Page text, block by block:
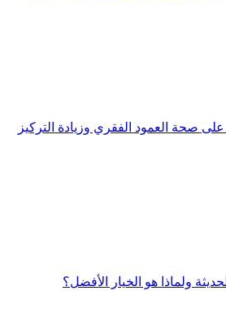
صحة العمود الفقري وزيادة التركيز
ولماذا هو الخيار الأفضل؟